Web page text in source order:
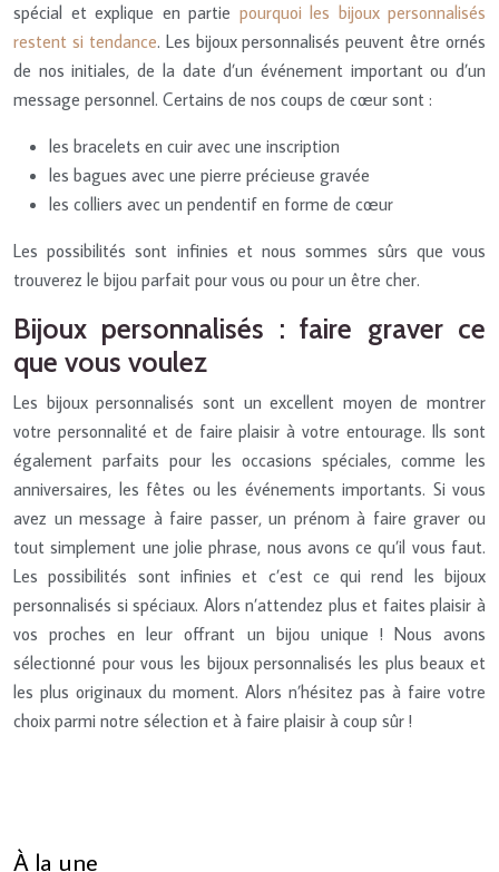
spécial et explique en partie pourquoi les bijoux personnalisés
restent si tendance. Les bijoux personnalisés peuvent être ornés
de nos initiales, de la date d’un événement important ou d’un
message personnel. Certains de nos coups de cœur sont :
les bracelets en cuir avec une inscription
les bagues avec une pierre précieuse gravée
les colliers avec un pendentif en forme de cœur
Les possibilités sont infinies et nous sommes sûrs que vous
trouverez le bijou parfait pour vous ou pour un être cher.
Bijoux personnalisés : faire graver ce
que vous voulez
Les bijoux personnalisés sont un excellent moyen de montrer
votre personnalité et de faire plaisir à votre entourage. Ils sont
également parfaits pour les occasions spéciales, comme les
anniversaires, les fêtes ou les événements importants. Si vous
avez un message à faire passer, un prénom à faire graver ou
tout simplement une jolie phrase, nous avons ce qu’il vous faut.
Les possibilités sont infinies et c’est ce qui rend les bijoux
personnalisés si spéciaux. Alors n’attendez plus et faites plaisir à
vos proches en leur offrant un bijou unique ! Nous avons
sélectionné pour vous les bijoux personnalisés les plus beaux et
les plus originaux du moment. Alors n’hésitez pas à faire votre
choix parmi notre sélection et à faire plaisir à coup sûr !
À la une